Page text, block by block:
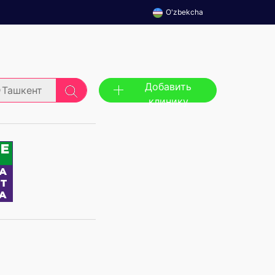
O'zbekcha
Ташкент
Добавить
клинику